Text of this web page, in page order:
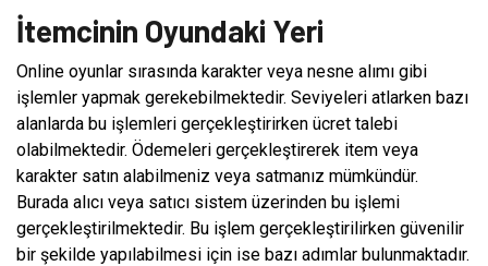
İtemcinin Oyundaki Yeri
Online oyunlar sırasında karakter veya nesne alımı gibi
işlemler yapmak gerekebilmektedir. Seviyeleri atlarken bazı
alanlarda bu işlemleri gerçekleştirirken ücret talebi
olabilmektedir. Ödemeleri gerçekleştirerek item veya
karakter satın alabilmeniz veya satmanız mümkündür.
Burada alıcı veya satıcı sistem üzerinden bu işlemi
gerçekleştirilmektedir. Bu işlem gerçekleştirilirken güvenilir
bir şekilde yapılabilmesi için ise bazı adımlar bulunmaktadır.